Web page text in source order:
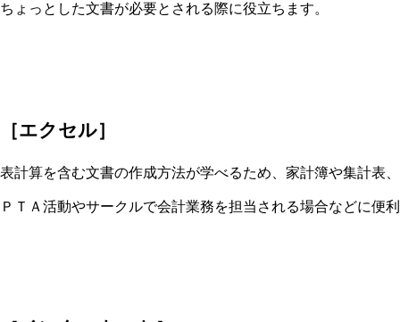
ちょっとした文書が必要とされる際に役立ちます。
［エクセル］
表計算を含む文書の作成方法が学べるため、家計簿や集計表
ＰＴＡ活動やサークルで会計業務を担当される場合などに便